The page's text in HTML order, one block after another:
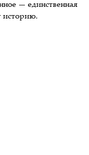
— единственная
историю.